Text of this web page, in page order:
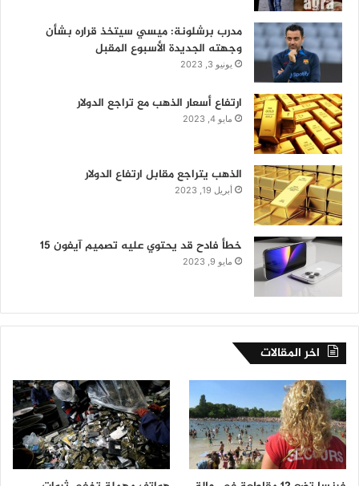
مدرب برشلونة: ميسي سيتخذ قراره بشأن
وجهته الجديدة الأسبوع المقبل
يونيو 3, 2023
ارتفاع أسعار الذهب مع تراجع الدولار
مايو 4, 2023
الذهب يتراجع مقابل ارتفاع الدولار
أبريل 19, 2023
خطأ فادح قد يحتوي عليه تصميم آيفون 15
مايو 9, 2023
اخر المقالات